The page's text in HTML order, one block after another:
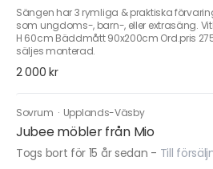
Sängen har 3 rymliga & praktiska
som ungdoms-, barn-, eller extrasäng.
H 60cm Bäddmått 90x200cm Ord.pris
säljes monterad.
2 000 kr
Sovrum · Upplands-Väsby
Jubee möbler från Mio
Togs bort för 15 år sedan - Till